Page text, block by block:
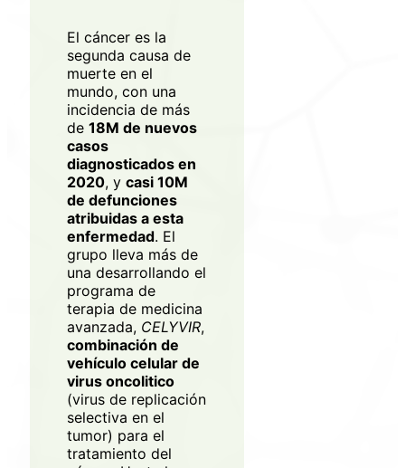
El cáncer es la
segunda causa de
muerte en el
mundo, con una
incidencia de más
de 18M de nuevos
casos
diagnosticados en
2020, y casi 10M
de defunciones
atribuidas a esta
enfermedad. El
grupo lleva más de
una desarrollando el
programa de
terapia de medicina
avanzada, CELYVIR,
combinación de
vehículo celular de
virus oncolitico
(virus de replicación
selectiva en el
tumor) para el
tratamiento del